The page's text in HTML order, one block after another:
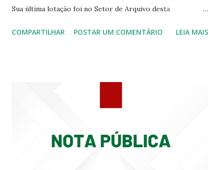
Sua última lotação foi no Setor de Arquivo desta
Siqueira Amorim faleceu em 28 de fevereiro e encerrou a
COMPARTILHAR POSTAR UM COMENTÁRIO LEIA MAIS